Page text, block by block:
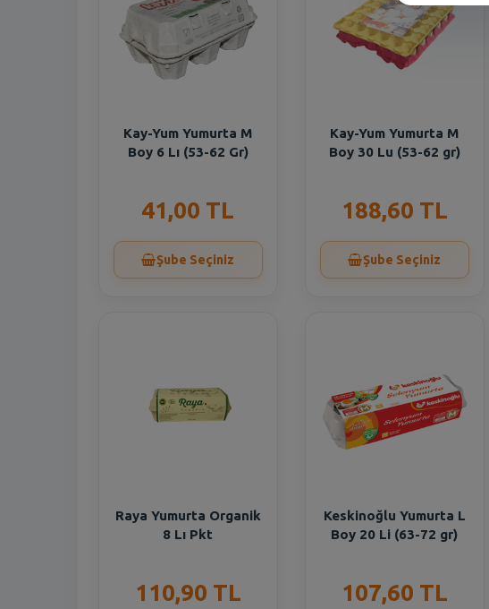
Kay-Yum Yumurta M
Boy 6 Lı (53-62 Gr)
41,00 TL
Şube Seçiniz
Kay-Yum Yumurta M
Boy 30 Lu (53-62 gr)
188,60 TL
Şube Seçiniz
Raya Yumurta Organik
8 Lı Pkt
110,90 TL
Keskinoğlu Yumurta L
Boy 20 Li (63-72 gr)
107,60 TL